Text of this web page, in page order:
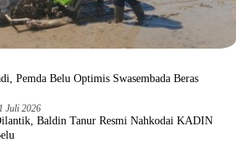
Pemda Belu Optimis Swasembada Beras
Juli 2026
Baldin Tanur Resmi Nahkodai KADIN